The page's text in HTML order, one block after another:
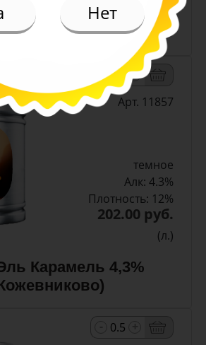
Эль белое н/ф
(Кожевниково)
+
Арт. 11857
темное
Алк: 4.3%
Плотность: 12%
202.00 руб.
(л.)
Карамель 4,3%
Нет